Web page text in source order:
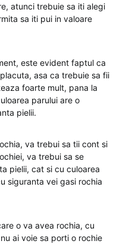
atunci trebuie sa iti alegi
sa iti pui in valoare
este evident faptul ca
asa ca trebuie sa fii
foarte mult, pana la
parului are o
pielii.
va trebui sa tii cont si
va trebui sa se
pielii, cat si cu culoarea
siguranta vei gasi rochia
o va avea rochia, cu
ai voie sa porti o rochie